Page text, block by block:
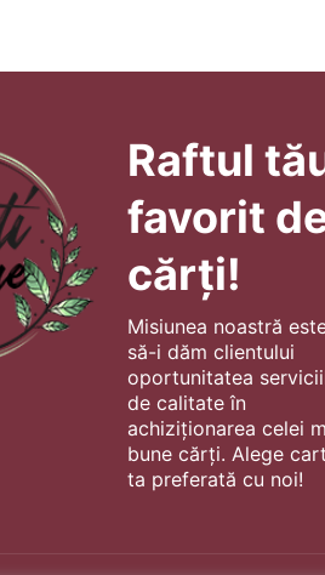
Raftul
favorit
cărți!
Misiunea noastră
să-i dăm clientului
oportunitatea
de calitate în
achiziționarea celei
bune cărți. Alege
ta preferată cu noi!